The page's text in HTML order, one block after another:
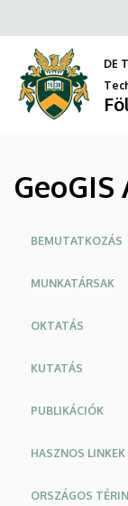
a
tartalomra
DE
Oldalmenü
BEMUTATKOZÁS
MUNKATÁRSAK
OKTATÁS
KUTATÁS
PUBLIKÁCIÓK
HASZNOS LINKEK
ORSZÁGOS